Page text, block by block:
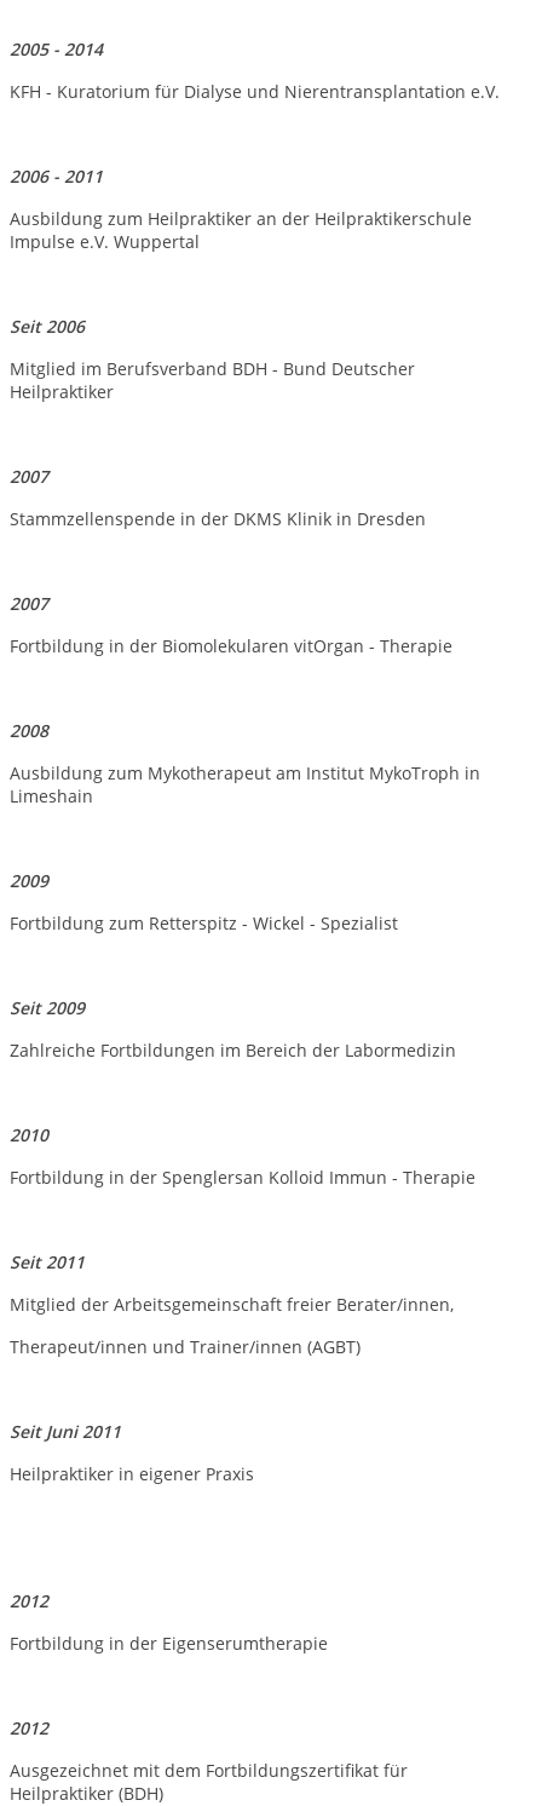
2005 - 2014
KFH - Kuratorium für Dialyse und Nierentransplantation e.V.
2006 - 2011
Ausbildung zum Heilpraktiker an der Heilpraktikerschule
Impulse e.V. Wuppertal
Seit 2006
Mitglied im Berufsverband BDH - Bund Deutscher
Heilpraktiker
2007
Stammzellenspende in der DKMS Klinik in Dresden
2007
Fortbildung in der Biomolekularen vitOrgan - Therapie
2008
Ausbildung zum Mykotherapeut am Institut MykoTroph in
Limeshain
2009
Fortbildung zum Retterspitz - Wickel - Spezialist
Seit 2009
Zahlreiche Fortbildungen im Bereich der Labormedizin
2010
Fortbildung in der Spenglersan Kolloid Immun - Therapie
Seit 2011
Mitglied der Arbeitsgemeinschaft freier Berater/innen,
Therapeut/innen und Trainer/innen (AGBT)
Seit Juni 2011
Heilpraktiker in eigener Praxis
2012
Fortbildung in der Eigenserumtherapie
2012
Ausgezeichnet mit dem Fortbildungszertifikat für
Heilpraktiker (BDH)